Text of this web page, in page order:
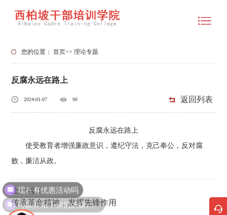
您的位置：首页>>理论专题
反腐永远在路上
2024-01-07 90 返回列表
反腐永远在路上
使受教育者增强廉政意识，遵纪守法，克己奉公，反对腐
败，廉洁从政。
上一篇：
传承革命精神，发挥先锋作用
可以介绍下你们的课程吗？
现在有优惠活动吗